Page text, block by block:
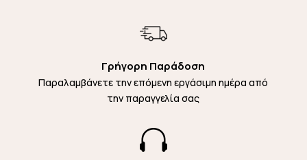
Γρήγορη Παράδοση
Παραλαμβάνετε την επόμενη εργάσιμη ημέρα από
την παραγγελία σας
